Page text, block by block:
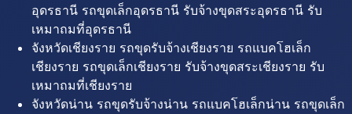
อุดรธานี รถขุดเล็กอุดรธานี รับจ้างขุดสระอุดรธานี รับ
เหมาถมที่อุดรธานี
จังหวัดเชียงราย รถขุดรับจ้างเชียงราย รถแบคโฮเล็ก
เชียงราย รถขุดเล็กเชียงราย รับจ้างขุดสระเชียงราย รับ
เหมาถมที่เชียงราย
จังหวัดน่าน รถขุดรับจ้างน่าน รถแบคโฮเล็กน่าน รถขุดเล็ก